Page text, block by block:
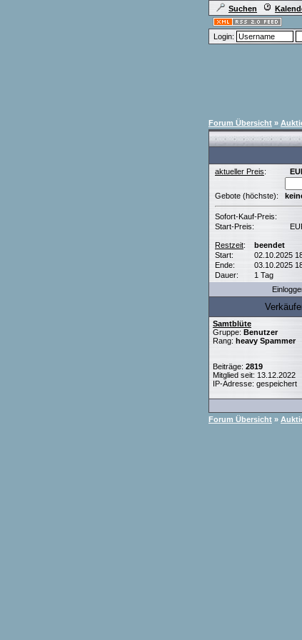
Suchen
Login:
Forum Übersicht »
aktueller Preis:
Gebote (höchste):
Sofort-Kauf-Preis:
Start-Preis:
Restzeit:
beendet
Start:
02.10.2025
Ende:
03.10.2025
Dauer:
1 Tag
Samtblüte
Gruppe: Benutzer
Rang: heavy Spammer
Beiträge: 2819
Mitglied seit: 13.12.2022
IP-Adresse: gespeichert
Forum Übersicht »